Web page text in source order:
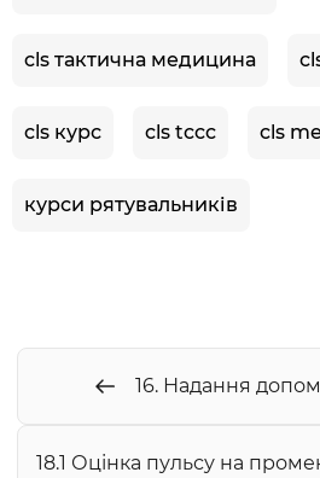
cls тактична медицина
cls курс cls tccc cls
курси рятувальників
16. Надання
18.1 Оцінка пульсу на